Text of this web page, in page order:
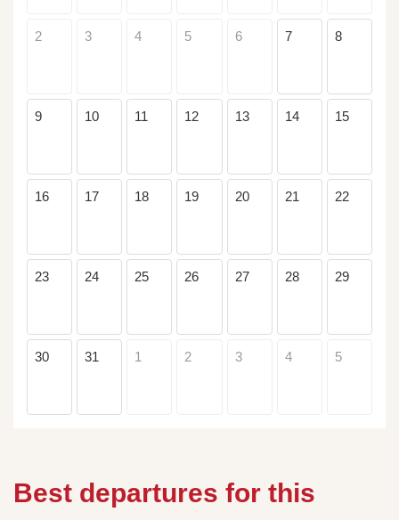
2 3 4 5 6 7 8
9 10 11 12 13 14 15
16 17 18 19 20 21 22
23 24 25 26 27 28 29
30 31 1 2 3 4 5
Best departures for this